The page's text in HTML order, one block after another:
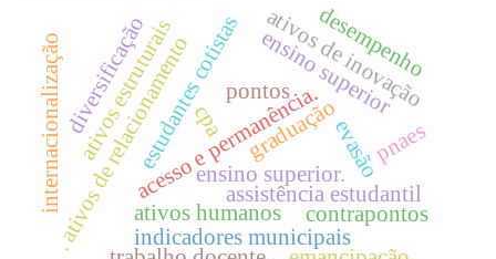
ensino superior.
acesso e permanência.assistência estudantil
estudantes cotistasensino superior
ativos de inovação
. ativos de relacionamentoativos humanos
ativos estruturais cpa graduação
diversificação desempenho
internacionalização evasão
pontos
contrapontos
indicadores municipais
pnaes